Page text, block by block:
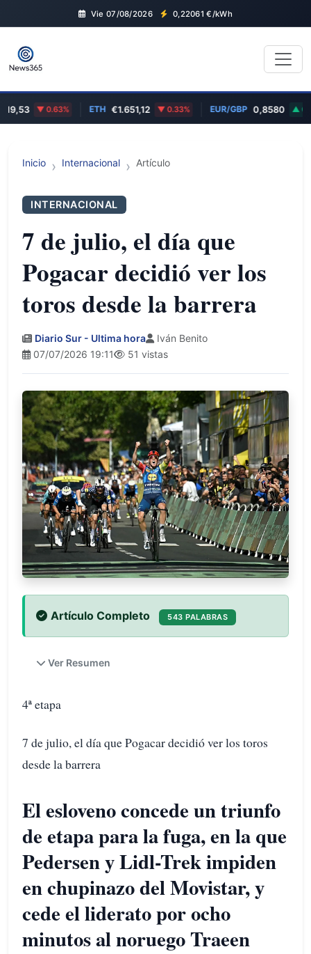
Vie 07/08/2026 0,22061 €/kWh
0.63% ETH €1.651,12 0.33% EUR/GBP 0,8580 0.12%
Inicio Internacional Artículo
INTERNACIONAL
7 de julio, el día que
Pogacar decidió ver los
toros desde la barrera
Diario Sur - Ultima hora
Iván Benito
07/07/2026 19:11
51 vistas
Artículo Completo 543 PALABRAS
Ver Resumen
4ª etapa
7 de julio, el día que Pogacar decidió ver los toros
desde la barrera
El esloveno concede un triunfo
de etapa para la fuga, en la que
Pedersen y Lidl-Trek impiden
en chupinazo del Movistar, y
cede el liderato por ocho
minutos al noruego Traeen